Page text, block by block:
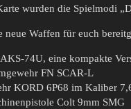
wurden die Spielmodi
Waffen für euch
74U, eine kompakte
FN SCAR-L
KORD 6P68 im Kaliber
Colt 9mm SMG